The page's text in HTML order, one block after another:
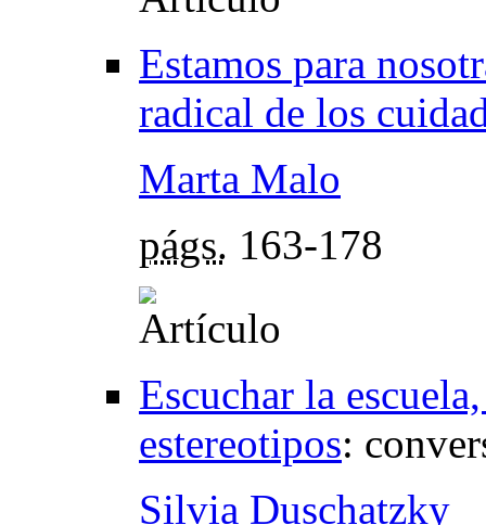
Estamos para
radical de los
Marta Malo
págs. 163-178
Escuchar la
estereotipos:
Silvia Duschatzky